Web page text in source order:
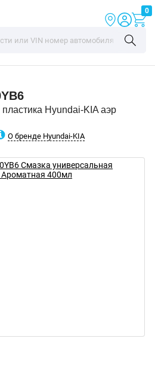
0
Hyundai-KIA аэр
О бренде Hyundai-KIA